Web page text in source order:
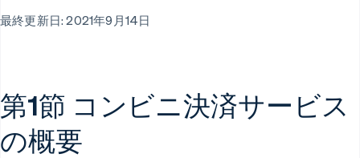
最終更新日: 2021年9月14日
第1節 コンビニ決済サービス
の概要